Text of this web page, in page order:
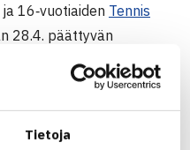
Tietoja
16‑vuotiaiden Tennis
28.4. päättyvän
rentoa liikunnallista
toimivat Jarkko